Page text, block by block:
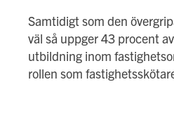
Samtidigt som den
väl så uppger 43 procent
utbildning inom
rollen som